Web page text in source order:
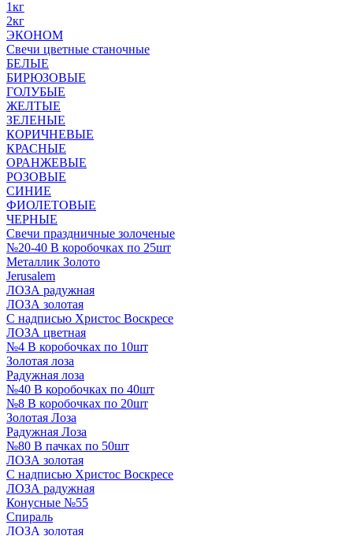
1кг
2кг
ЭКОНОМ
Свечи цветные станочные
БЕЛЫЕ
БИРЮЗОВЫЕ
ГОЛУБЫЕ
ЖЕЛТЫЕ
ЗЕЛЕНЫЕ
КОРИЧНЕВЫЕ
КРАСНЫЕ
ОРАНЖЕВЫЕ
РОЗОВЫЕ
СИНИЕ
ФИОЛЕТОВЫЕ
ЧЕРНЫЕ
Свечи праздничные золоченые
№20-40 В коробочках по 25шт
Металлик Золото
Jerusalem
ЛОЗА радужная
ЛОЗА золотая
С надписью Христос Воскресе
ЛОЗА цветная
№4 В коробочках по 10шт
Золотая лоза
Радужная лоза
№40 В коробочках по 40шт
№8 В коробочках по 20шт
Золотая Лоза
Радужная Лоза
№80 В пачках по 50шт
ЛОЗА золотая
С надписью Христос Воскресе
ЛОЗА радужная
Конусные №55
Спираль
ЛОЗА золотая